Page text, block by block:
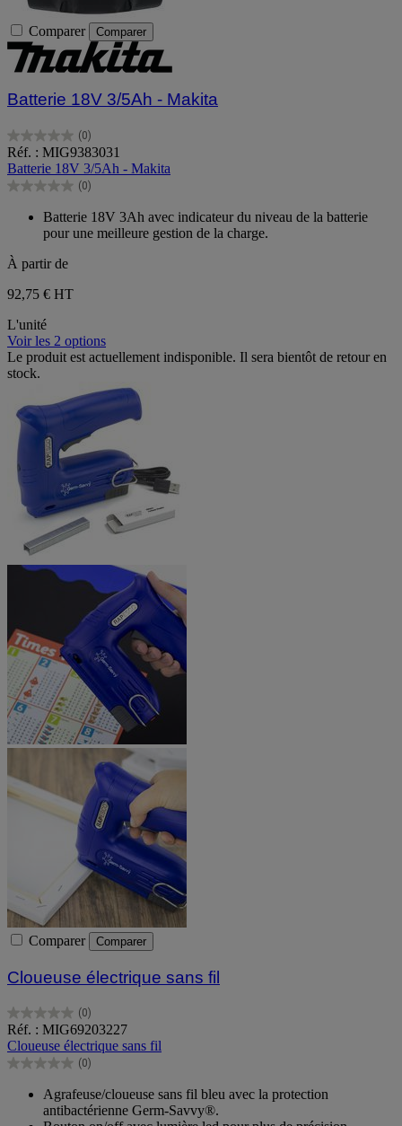
Comparer Comparer
Batterie 18V 3/5Ah - Makita
(0)
0.0
sur
5
étoiles.
Réf. : MIG9383031
Batterie 18V 3/5Ah - Makita
(0)
0.0
étoiles.
Batterie 18V 3Ah avec indicateur du niveau de la batterie
pour une meilleure gestion de la charge.
À partir de
92,75 € HT
L'unité
Voir les 2 options
Le produit est actuellement indisponible. Il sera bientôt de retour en
stock.
Comparer Comparer
Cloueuse électrique sans fil
(0)
0.0
sur
5
étoiles.
Réf. : MIG69203227
Cloueuse électrique sans fil
(0)
0.0
étoiles.
Agrafeuse/cloueuse sans fil bleu avec la protection
antibactérienne Germ-Savvy®.